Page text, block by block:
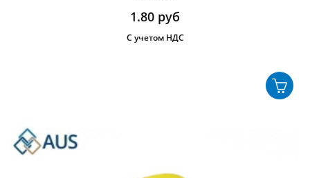
1.80 руб
С учетом НДС